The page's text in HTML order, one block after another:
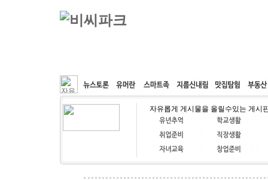
커뮤니티 속도패치 웹호스팅 공동구매
자유롭게 게시물을 올릴수있는 게시